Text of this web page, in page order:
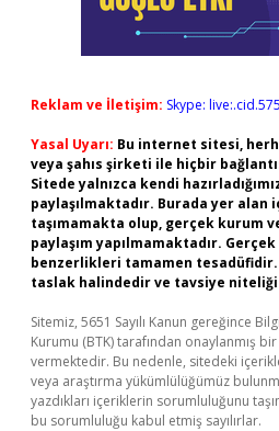
Reklam ve İletişim: Skype:
Yasal Uyarı: Bu internet sitesi,
veya şahıs şirketi ile hiçbir
Sitede yalnızca kendi
paylaşılmaktadır. Burada yer
taşımamakta olup, gerçek kurum
paylaşım yapılmamaktadır.
benzerlikleri tamamen
taslak halindedir ve tavsiye niteliği
Sitemiz, 5651 Sayılı Kanun gereğince
Kurumu (BTK) tarafından onaylanmış
vermektedir. Bu nedenle, sitedeki
veya araştırma yükümlülüğümüz
yazdıkları içeriklerin sorumluluğunu
bu sorumluluğu kabul etmiş sayılırlar.